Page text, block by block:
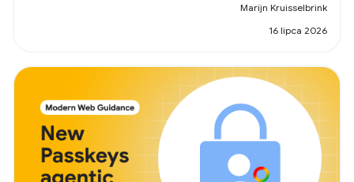
Marijn Kruisselbrink
16 lipca 2026